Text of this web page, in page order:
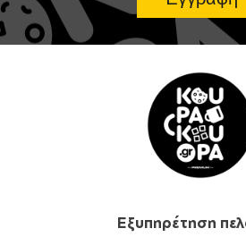
Εξυπηρέτηση